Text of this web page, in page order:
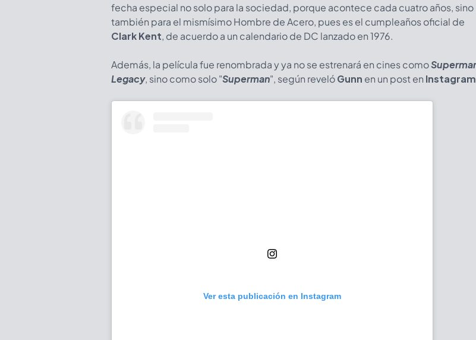
fecha especial no solo para la sociedad, porque acontece cada cuatro años, sino
también para el mismísimo Hombre de Acero, pues es el cumpleaños oficial de
Clark Kent, de acuerdo a un calendario de DC lanzado en 1976.
Además, la película fue renombrada y ya no se estrenará en cines como
Legacy, sino como solo "Superman", según revelóGunn en un post en Instagram
Ver esta publicación en Instagram